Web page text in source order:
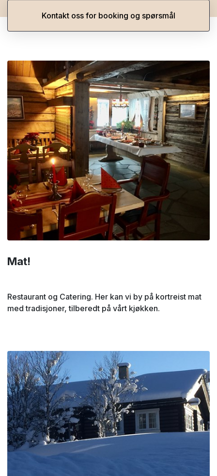
Kontakt oss for booking og spørsmål
Mat!
Restaurant og Catering. Her kan vi by på kortreist mat
med tradisjoner, tilberedt på vårt kjøkken.